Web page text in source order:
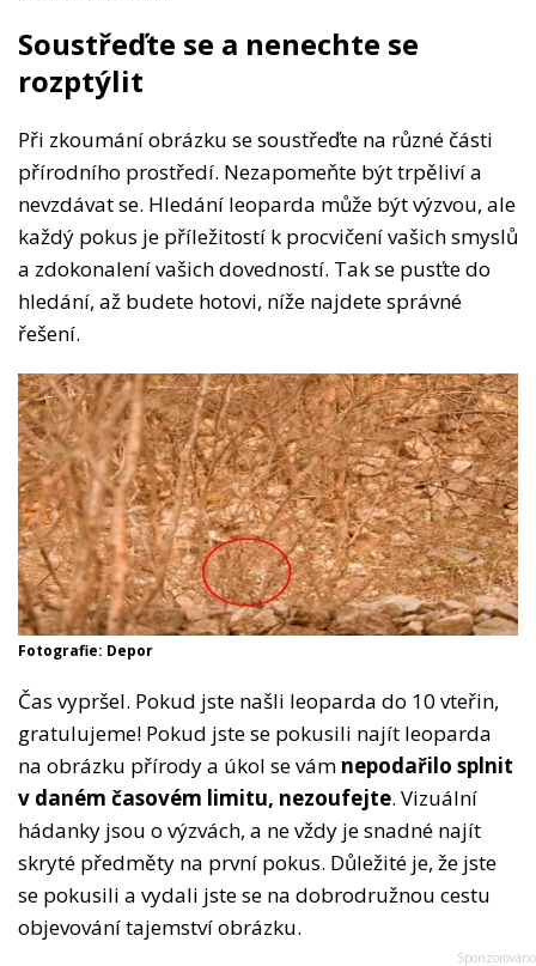
Soustřeďte se a nenechte se
rozptýlit
Při zkoumání obrázku se soustřeďte na různé části
přírodního prostředí. Nezapomeňte být trpěliví a
nevzdávat se. Hledání leoparda může být výzvou, ale
každý pokus je příležitostí k procvičení vašich smyslů
a zdokonalení vašich dovedností. Tak se pusťte do
hledání, až budete hotovi, níže najdete správné
řešení.
Fotografie: Depor
Čas vypršel. Pokud jste našli leoparda do 10 vteřin,
gratulujeme! Pokud jste se pokusili najít leoparda
na obrázku přírody a úkol se vám nepodařilo splnit
v daném časovém limitu, nezoufejte. Vizuální
hádanky jsou o výzvách, a ne vždy je snadné najít
skryté předměty na první pokus. Důležité je, že jste
se pokusili a vydali jste se na dobrodružnou cestu
objevování tajemství obrázku.